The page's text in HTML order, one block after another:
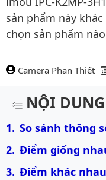
sản phẩm này
chọn sản phẩm
Camera Phan Thiết
Nội dung
NỘI
So sánh thông
Điểm giống
Điểm khác